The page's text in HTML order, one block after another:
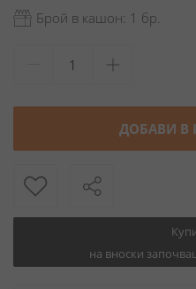
Брой в кашон: 1 бр.
ДОБАВИ В
на вноски